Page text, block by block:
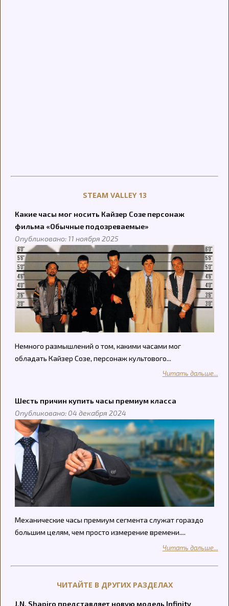
STEAM VALLEY 13
Какие часы мог носить Кайзер Созе персонаж
фильма «Обычные подозреваемые»
Опубликовано: 11 ноября 2025
Немного размышлений о том, какими часами мог
обладать Кайзер Созе, персонаж культового...
Читать дальше...
Шесть причин купить часы премиум класса
Опубликовано: 04 декабря 2024
Механические часы премиум сегмента служат гораздо
большим целям, чем просто измерение времени....
Читать дальше...
ЧИТАЙТЕ В ДРУГИХ РАЗДЕЛАХ
J.N. Shapiro представляет новую модель Infinity